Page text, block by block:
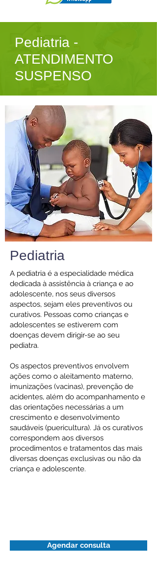
Pediatria -
ATENDIMENTO
SUSPENSO
Pediatria
A pediatria é a especialidade médica
dedicada à assistência à criança e ao
adolescente, nos seus diversos
aspectos, sejam eles preventivos ou
curativos. Pessoas como crianças e
adolescentes se estiverem com
doenças devem dirigir-se ao seu
pediatra.
Os aspectos preventivos envolvem
ações como o aleitamento materno,
imunizações (vacinas), prevenção de
acidentes, além do acompanhamento e
das orientações necessárias a um
crescimento e desenvolvimento
saudáveis (puericultura). Já os curativos
correspondem aos diversos
procedimentos e tratamentos das mais
diversas doenças exclusivas ou não da
criança e adolescente.
Agendar consulta